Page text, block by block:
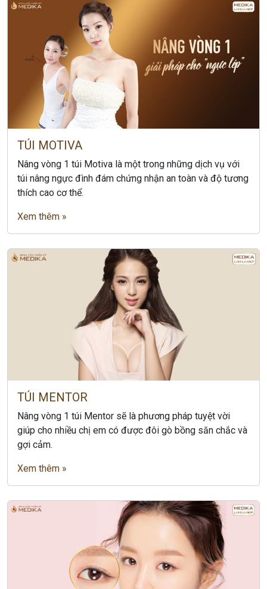
TÚI MOTIVA
Nâng vòng 1 túi Motiva là một trong những dịch vụ với
túi nâng ngực đình đám chứng nhận an toàn và độ tương
thích cao cơ thể.
Xem thêm »
TÚI MENTOR
Nâng vòng 1 túi Mentor sẽ là phương pháp tuyệt vời
giúp cho nhiều chị em có được đôi gò bồng săn chắc và
gợi cảm.
Xem thêm »